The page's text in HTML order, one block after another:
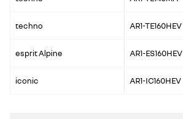
techno AR1-TE160HEV
esprit Alpine AR1-ES160HEV
iconic AR1-IC160HEV